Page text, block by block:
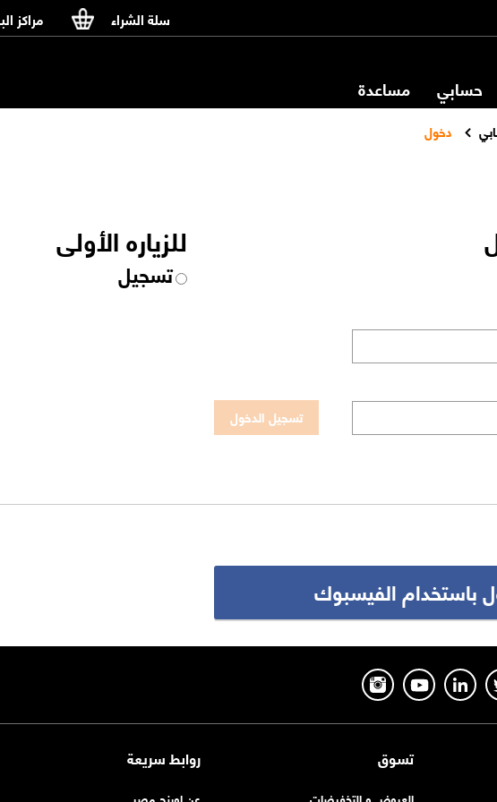
سلة الشراء مراكز
حسابي مساعدة
دخول
للزياره الأولى
تسجيل
باستخدام الفيسبوك
تسوق روابط سريعة